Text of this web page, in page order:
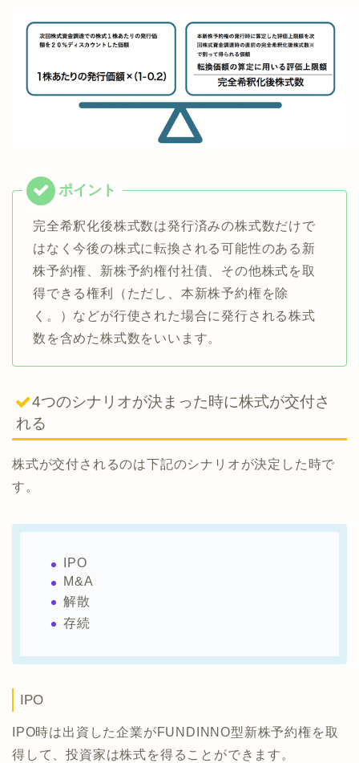
完全希釈化後株式数は発行済みの株式数だけで
はなく今後の株式に転換される可能性のある新
株予約権、新株予約権付社債、その他株式を取
得できる権利（ただし、本新株予約権を除
く。）などが行使された場合に発行される株式
数を含めた株式数をいいます。
4つのシナリオが決まった時に株式が交付さ
れる
株式が交付されるのは下記のシナリオが決定した時で
す。
IPO
M&A
解散
存続
IPO
IPO時は出資した企業がFUNDINNO型新株予約権を取
得して、投資家は株式を得ることができます。